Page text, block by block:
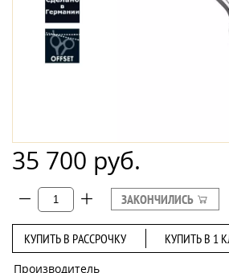
35 700 руб.
ЗАКОНЧИЛИСЬ
КУПИТЬ В РАССРОЧКУ КУПИТЬ В 1
Производитель